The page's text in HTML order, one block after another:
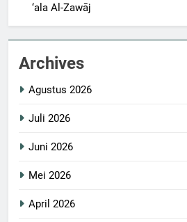
‘ala Al-Zawāj
Archives
Agustus 2026
Juli 2026
Juni 2026
Mei 2026
April 2026